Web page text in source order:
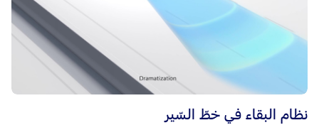
نظام البقاء في خطّ السّير